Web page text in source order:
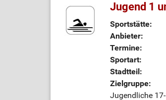
Jugend 1
Sportstätte:
Anbieter:
Termine:
Sportart:
Stadtteil:
Zielgruppe:
Jugendliche